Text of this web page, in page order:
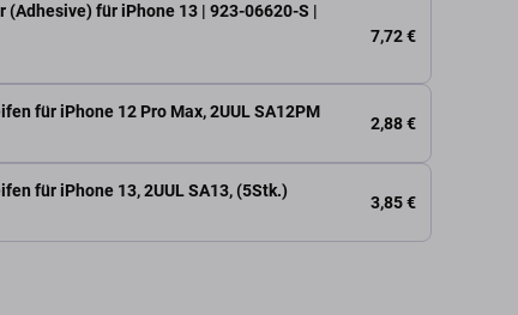
(Adhesive) für iPhone 13 | 923-06620-S |
7,72 €
für iPhone 12 Pro Max, 2UUL SA12PM
2,88 €
für iPhone 13, 2UUL SA13, (5Stk.)
3,85 €